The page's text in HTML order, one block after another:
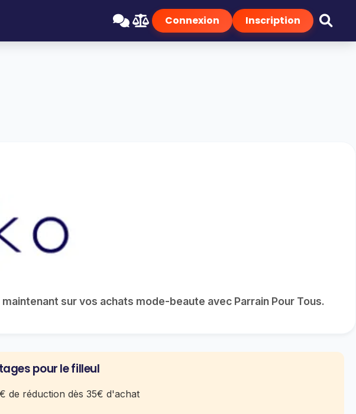
Connexion Inscription
sur vos achats mode-beaute avec Parrain Pour Tous.
pour le filleul
de réduction dès 35€ d'achat